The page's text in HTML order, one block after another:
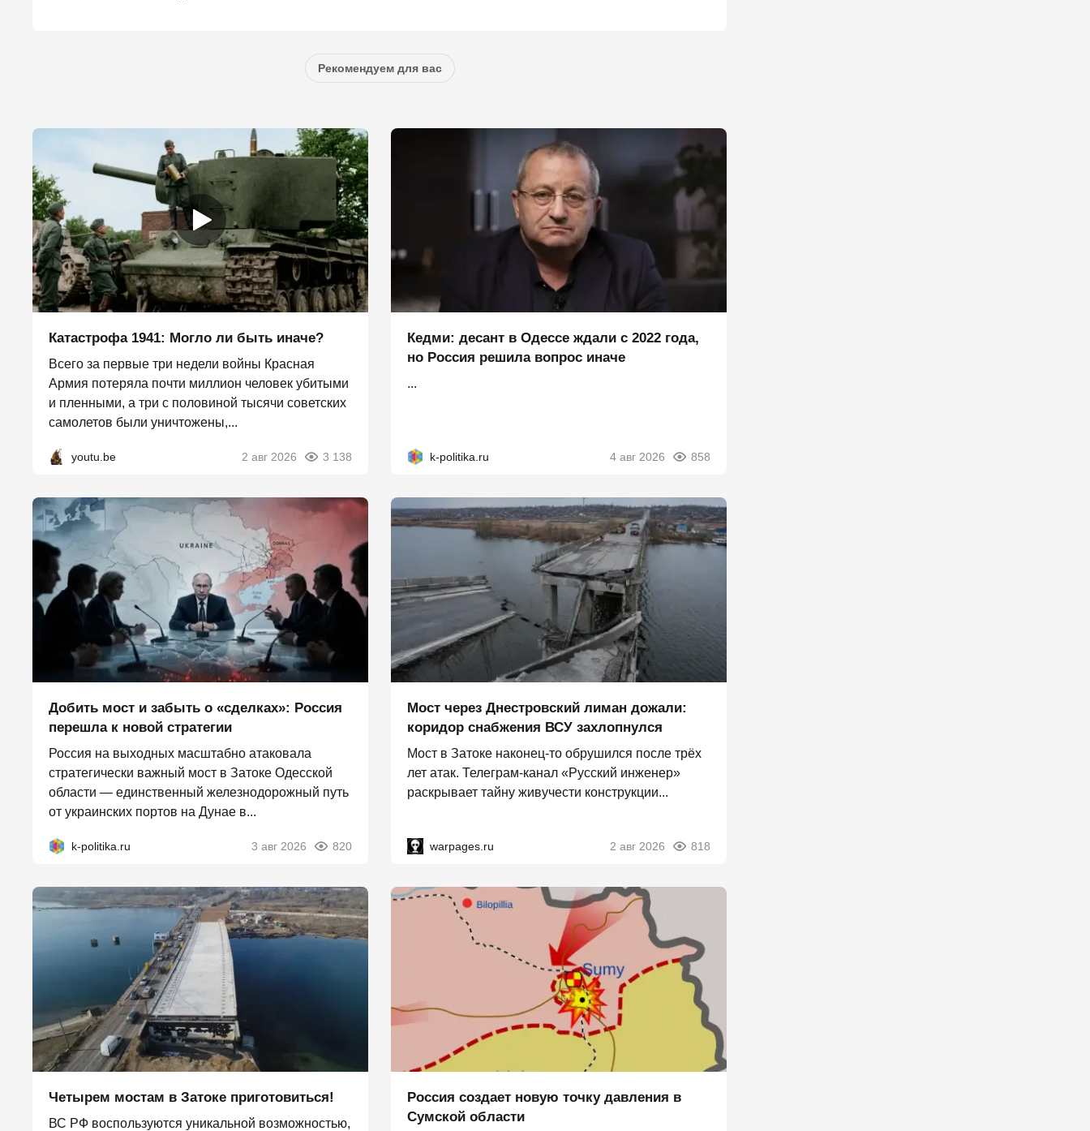
Рекомендуем для вас
Катастрофа 1941: Могло ли быть иначе?
Всего за первые три недели войны Красная
Армия потеряла почти миллион человек убитыми
и пленными, а три с половиной тысячи советских
самолетов были уничтожены,...
youtu.be 2 авг 2026 3 138
Кедми: десант в Одессе ждали с 2022 года,
но Россия решила вопрос иначе
...
k-politika.ru 4 авг 2026 858
Добить мост и забыть о «сделках»: Россия
перешла к новой стратегии
Россия на выходных масштабно атаковала
стратегически важный мост в Затоке Одесской
области — единственный железнодорожный путь
от украинских портов на Дунае в...
k-politika.ru 3 авг 2026 820
Мост через Днестровский лиман дожали:
коридор снабжения ВСУ захлопнулся
Мост в Затоке наконец-то обрушился после трёх
лет атак. Телеграм-канал «Русский инженер»
раскрывает тайну живучести конструкции...
warpages.ru 2 авг 2026 818
Четырем мостам в Затоке приготовиться!
ВС РФ воспользуются уникальной возможностью,
Россия создает новую точку давления в
Сумской области